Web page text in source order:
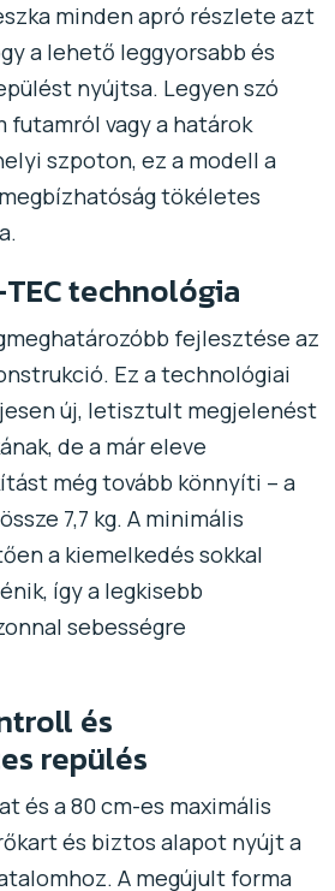
minden apró részlete azt
a lehető leggyorsabb és
nyújtsa. Legyen szó
futamról vagy a határok
szpoton, ez a modell a
tökéletes
technológia
fejlesztése az
Ez a technológiai
új, letisztult megjelenést
de a már eleve
még tovább könnyíti – a
7,7 kg. A minimális
a kiemelkedés sokkal
így a legkisebb
sebességre
és
repülés
és a 80 cm-es maximális
és biztos alapot nyújt a
A megújult forma